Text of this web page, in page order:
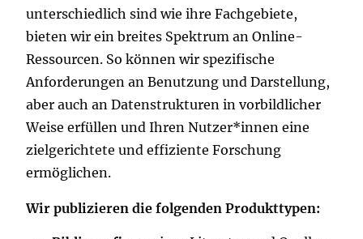
unterschiedlich sind wie ihre Fachgebiete,
bieten wir ein breites Spektrum an Online-
Ressourcen. So können wir spezifische
Anforderungen an Benutzung und Darstellung,
aber auch an Datenstrukturen in vorbildlicher
Weise erfüllen und Ihren Nutzer*innen eine
zielgerichtete und effiziente Forschung
ermöglichen.
Wir publizieren die folgenden Produkttypen: